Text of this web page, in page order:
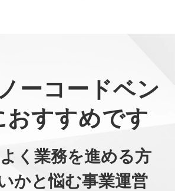
ーコードベン
おすすめです
く業務を進める方
かと悩む事業運営